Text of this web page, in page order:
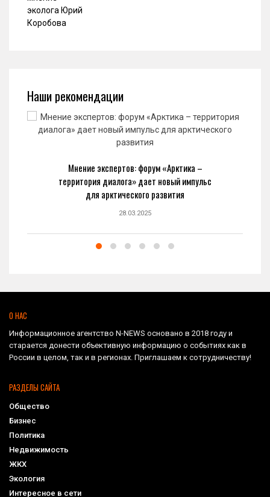
Наши рекомендации
Мнение экспертов: форум «Арктика –
территория диалога» дает новый импульс
для арктического развития
28.03.2025
О НАС
Информационное агентство N-NEWS основано в 2018 году и
старается донести объективную информацию о событиях как в
России в целом, так и в регионах. Приглашаем к сотрудничеству!
РАЗДЕЛЫ САЙТА
Общество
Бизнес
Политика
Недвижимость
ЖКХ
Экология
Интересное в сети